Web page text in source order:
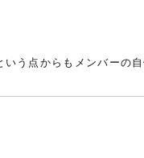
う点からもメンバーの